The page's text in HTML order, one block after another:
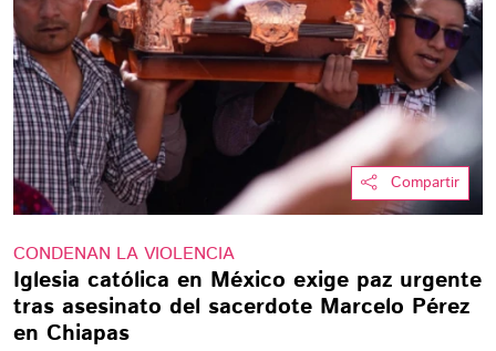
Compartir
CONDENAN LA VIOLENCIA
Iglesia católica en México exige paz urgente
tras asesinato del sacerdote Marcelo Pérez
en Chiapas